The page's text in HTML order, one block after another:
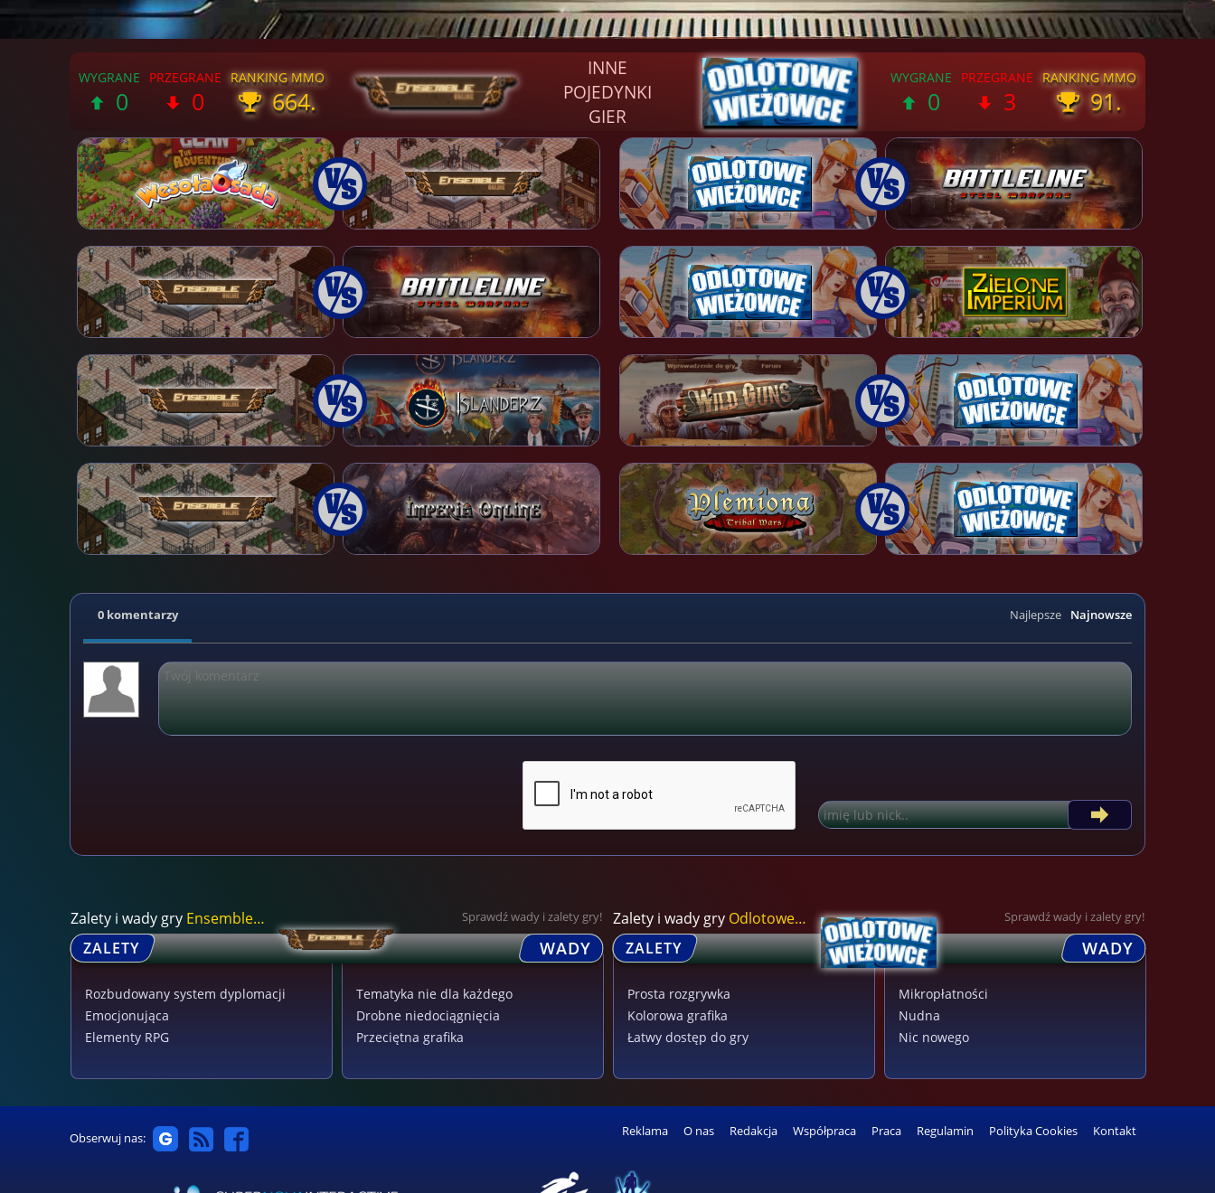
0 0 664.
INNE
POJEDYNKI
GIER
0 3 91.
Najnowsze
Najlepsze
0 komentarzy
Zalety i wady gry Ensemble Online Sprawdź wady i zalety gry!
ZALETY WADY
Rozbudowany system dyplomacji
Emocjonująca
Elementy RPG
Tematyka nie dla każdego
Drobne niedociągnięcia
Przeciętna grafika
Zalety i wady gry Odlotowe Wieżowce Sprawdź wady i zalety gry!
ZALETY WADY
Prosta rozgrywka
Kolorowa grafika
Łatwy dostęp do gry
Mikropłatności
Nudna
Nic nowego
Obserwuj nas: Reklama O nas Redakcja Współpraca Praca Regulamin Polityka Cookies Kontakt